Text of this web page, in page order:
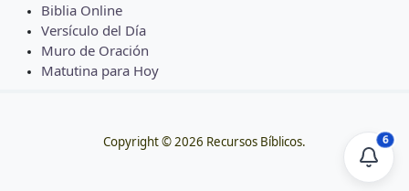
Biblia Online
Versículo del Día
Muro de Oración
Matutina para Hoy
Copyright © 2026 Recursos Bíblicos. 6